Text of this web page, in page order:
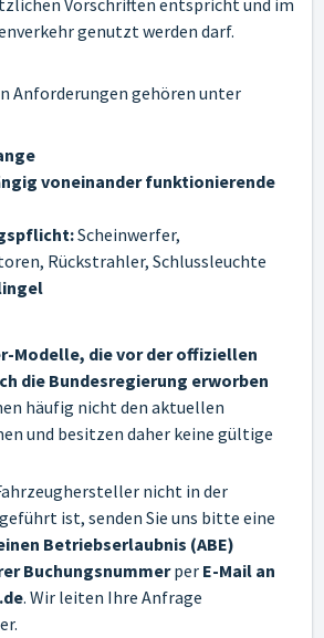
Vorschriften entspricht und im
genutzt werden darf.
Anforderungen gehören unter
voneinander funktionierende
Scheinwerfer,
Rückstrahler, Schlussleuchte
Modelle, die vor der offiziellen
die Bundesregierung erworben
häufig nicht den aktuellen
und besitzen daher keine gültige
nicht in der
ist, senden Sie uns bitte eine
Betriebserlaubnis (ABE)
Buchungsnummerper E-Mail an
. Wir leiten Ihre Anfrage